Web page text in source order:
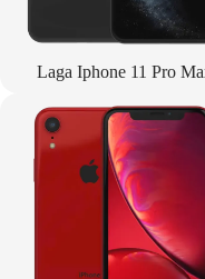
Laga Iphone 11 Pro